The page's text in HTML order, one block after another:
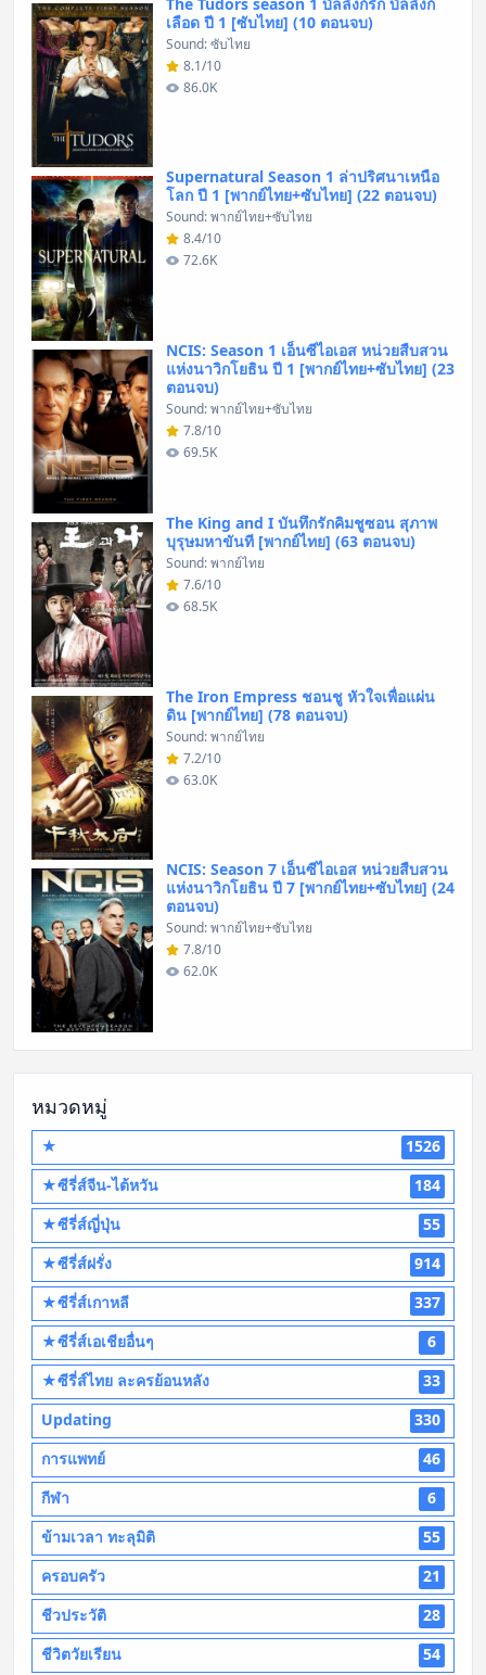
เลือด ปี 1 [ซับไทย] (10 ตอนจบ)
Sound: ซับไทย
8.1/10
86.0K
Supernatural Season 1 ล่าปริศนาเหนือ
โลก ปี 1 [พากย์ไทย+ซับไทย] (22 ตอนจบ)
Sound: พากย์ไทย+ซับไทย
8.4/10
72.6K
NCIS: Season 1 เอ็นซีไอเอส หน่วยสืบสวน
แห่งนาวิกโยธิน ปี 1 [พากย์ไทย+ซับไทย] (23
ตอนจบ)
Sound: พากย์ไทย+ซับไทย
7.8/10
69.5K
The King and I บันทึกรักคิมชูซอน สุภาพ
บุรุษมหาขันที [พากย์ไทย] (63 ตอนจบ)
Sound: พากย์ไทย
7.6/10
68.5K
The Iron Empress ชอนชู หัวใจเพื่อแผ่น
ดิน [พากย์ไทย] (78 ตอนจบ)
Sound: พากย์ไทย
7.2/10
63.0K
NCIS: Season 7 เอ็นซีไอเอส หน่วยสืบสวน
แห่งนาวิกโยธิน ปี 7 [พากย์ไทย+ซับไทย] (24
ตอนจบ)
Sound: พากย์ไทย+ซับไทย
7.8/10
62.0K
หมวดหมู่
★
1526
★ซีรี่ส์จีน-ไต้หวัน
184
★ซีรี่ส์ญี่ปุ่น
55
★ซีรี่ส์ฝรั่ง
914
★ซีรี่ส์เกาหลี
337
★ซีรี่ส์เอเชียอื่นๆ
6
★ซีรี่ส์ไทย ละครย้อนหลัง
33
Updating
330
การแพทย์
46
กีฬา
6
ข้ามเวลา ทะลุมิติ
55
ครอบครัว
21
ชีวประวัติ
28
ชีวิตวัยเรียน
54